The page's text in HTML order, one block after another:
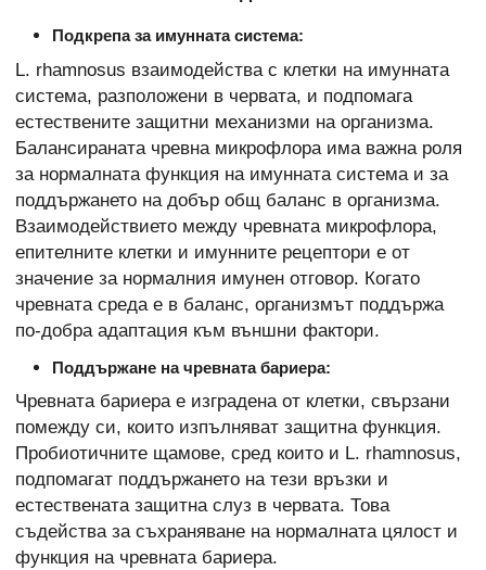
Подкрепа за имунната система:
L. rhamnosus взаимодейства с клетки на имунната
система, разположени в червата, и подпомага
естествените защитни механизми на организма.
Балансираната чревна микрофлора има важна роля
за нормалната функция на имунната система и за
поддържането на добър общ баланс в организма.
Взаимодействието между чревната микрофлора,
епителните клетки и имунните рецептори е от
значение за нормалния имунен отговор. Когато
чревната среда е в баланс, организмът поддържа
по-добра адаптация към външни фактори.
Поддържане на чревната бариера:
Чревната бариера е изградена от клетки, свързани
помежду си, които изпълняват защитна функция.
Пробиотичните щамове, сред които и L. rhamnosus,
подпомагат поддържането на тези връзки и
естествената защитна слуз в червата. Това
съдейства за съхраняване на нормалната цялост и
функция на чревната бариера.